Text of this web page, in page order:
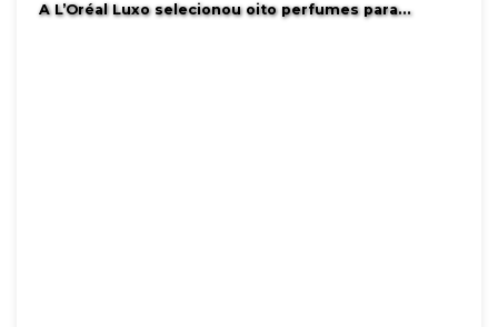
A L’Oréal Luxo selecionou oito perfumes para…